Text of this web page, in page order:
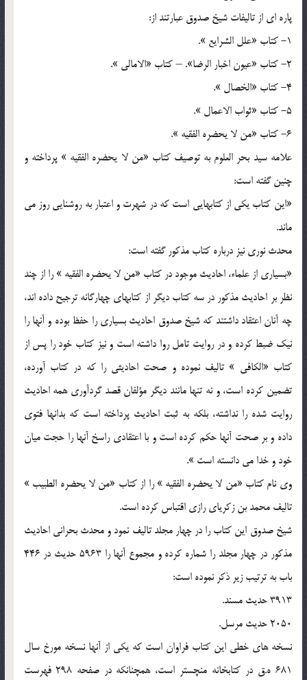
پاره اي از تاليفات شيخ صدوق عبارتند از:
1- كتاب «علل الشرايع ».
2- كتاب «عيون اخبار الرضا». – كتاب «الامالي ».
4- كتاب «الخصال ».
5- كتاب «ثواب الاعمال ».
6- كتاب «من لا يحضره الفقيه ».
علامه سيد بحر العلوم به توصيف كتاب «من لا يحضره الفقيه » پرداخته و
چنين گفته است:
«اين كتاب يكي از كتابهايي است كه در شهرت و اعتبار به روشنايي روز مي
ماند.
محدث نوري نيز درباره كتاب مذكور گفته است:
«بسياري از علماء، احاديث موجود در كتاب «من لا يحضره الفقيه » را از چند
نظر بر احاديث مذكور در سه كتاب ديگر از كتابهاي چهارگانه ترجيح داده اند،
چه آنان اعتقاد داشتند كه شيخ صدوق احاديث بسياري را حفظ بوده و آنها را
نيك ضبط كرده و در روايت تامل روا داشته است و نيز كتاب خود را پس از
كتاب «الكافي » تاليف نموده و صحت احاديثي را كه در كتاب آورده،
تضمين كرده است، و نه تنها مانند ديگر مؤلفان قصد گردآوري همه احاديث
روايت شده را نداشته، بلكه به ثبت احاديث پرداخته است كه بدانها فتوي
داده و بر صحت آنها حكم كرده است و با اعتقادي راسخ آنها را حجت ميان
خود و خدا مي دانسته است ».
وي نام كتاب «من لا يحضره الفقيه » را از كتاب «من لا يحضره الطبيب »
تاليف محمد بن زكرياي رازي اقتباس كرده است.
شيخ صدوق اين كتاب را در چهار مجلد تاليف نمود و محدث بحراني احاديث
مذكور در چهار مجلد را شماره كرده و مجموع آنها را 5963 حديث در 446
باب به ترتيب زير ذكر نموده است:
3913 حديث مسند.
2050 حديث مرسل.
نسخه هاي خطي اين كتاب فراوان است كه يكي از آنها نسخه مورخ سال
681 ه.ق در كتابخانه منچستر است، همچنانكه در صفحه 298 فهرست